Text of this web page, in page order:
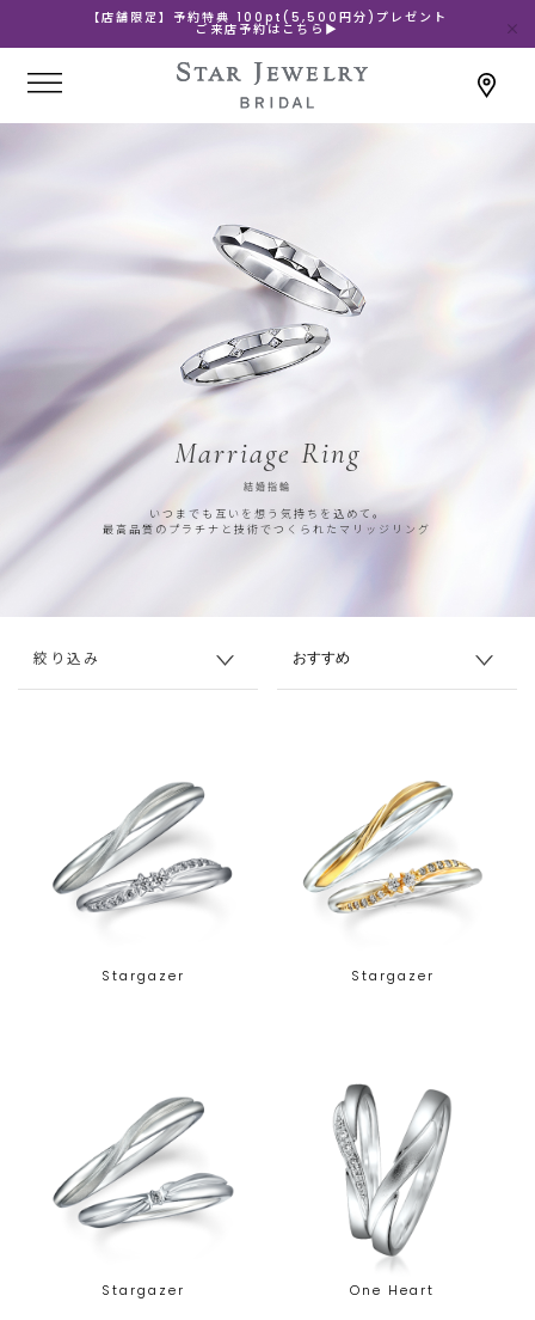
【店舗限定】予約特典 100pt(5,500円分)プレゼント
ご来店予約はこちら▶
Marriage Ring
結婚指輪
いつまでも互いを想う気持ちを込めて。
最高品質のプラチナと技術でつくられたマリッジリング
絞り込み
Stargazer Stargazer
Stargazer One Heart